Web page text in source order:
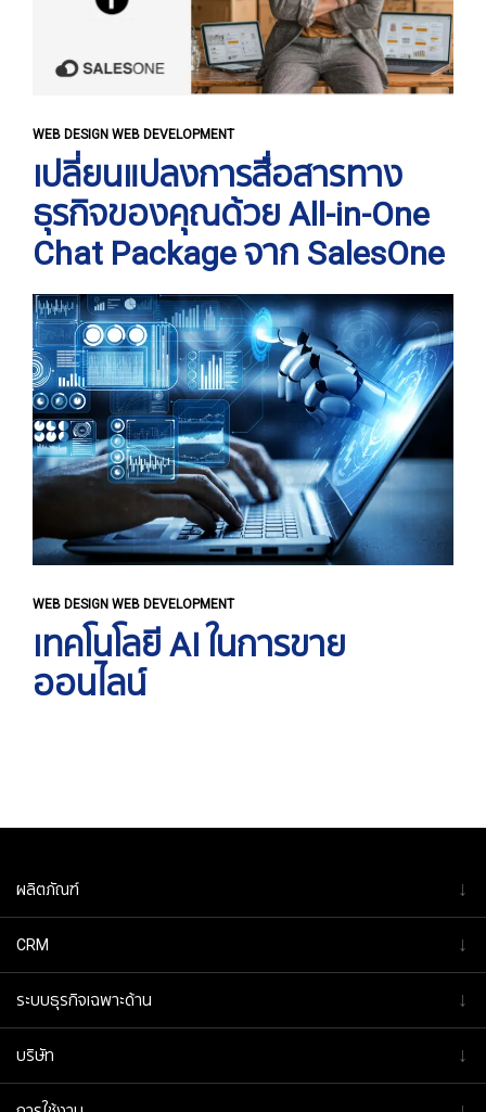
WEB DESIGN WEB DEVELOPMENT
เปลี่ยนแปลงการสื่อสารทาง
ธุรกิจของคุณด้วย All-in-One
Chat Package จาก SalesOne
WEB DESIGN WEB DEVELOPMENT
เทคโนโลยี AI ในการขาย
ออนไลน์
ผลิตภัณฑ์ ↓
CRM ↓
ระบบธุรกิจเฉพาะด้าน ↓
บริษัท ↓